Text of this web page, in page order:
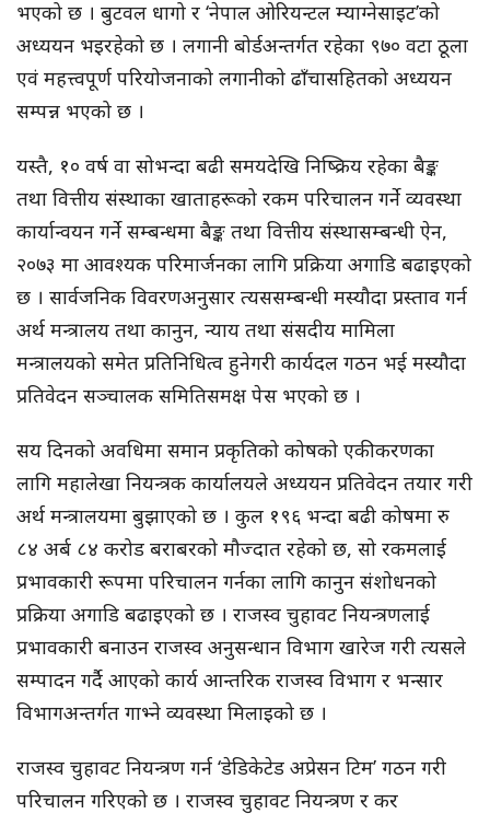
भएको छ । बुटवल धागो र ‘नेपाल ओरियन्टल म्याग्नेसाइट’को
अध्ययन भइरहेको छ । लगानी बोर्डअन्तर्गत रहेका ९७० वटा ठूला
एवं महत्त्वपूर्ण परियोजनाको लगानीको ढाँचासहितको अध्ययन
सम्पन्न भएको छ ।
यस्तै, १० वर्ष वा सोभन्दा बढी समयदेखि निष्क्रिय रहेका बैङ्क
तथा वित्तीय संस्थाका खाताहरूको रकम परिचालन गर्ने व्यवस्था
कार्यान्वयन गर्ने सम्बन्धमा बैङ्क तथा वित्तीय संस्थासम्बन्धी ऐन,
२०७३ मा आवश्यक परिमार्जनका लागि प्रक्रिया अगाडि बढाइएको
छ । सार्वजनिक विवरणअनुसार त्यससम्बन्धी मस्यौदा प्रस्ताव गर्न
अर्थ मन्त्रालय तथा कानुन, न्याय तथा संसदीय मामिला
मन्त्रालयको समेत प्रतिनिधित्व हुनेगरी कार्यदल गठन भई मस्यौदा
प्रतिवेदन सञ्चालक समितिसमक्ष पेस भएको छ ।
सय दिनको अवधिमा समान प्रकृतिको कोषको एकीकरणका
लागि महालेखा नियन्त्रक कार्यालयले अध्ययन प्रतिवेदन तयार गरी
अर्थ मन्त्रालयमा बुझाएको छ । कुल १९६ भन्दा बढी कोषमा रु
८४ अर्ब ८४ करोड बराबरको मौज्दात रहेको छ, सो रकमलाई
प्रभावकारी रूपमा परिचालन गर्नका लागि कानुन संशोधनको
प्रक्रिया अगाडि बढाइएको छ । राजस्व चुहावट नियन्त्रणलाई
प्रभावकारी बनाउन राजस्व अनुसन्धान विभाग खारेज गरी त्यसले
सम्पादन गर्दै आएको कार्य आन्तरिक राजस्व विभाग र भन्सार
विभागअन्तर्गत गाभ्ने व्यवस्था मिलाइको छ ।
राजस्व चुहावट नियन्त्रण गर्न ‘डेडिकेटेड अप्रेसन टिम’ गठन गरी
परिचालन गरिएको छ । राजस्व चुहावट नियन्त्रण र कर